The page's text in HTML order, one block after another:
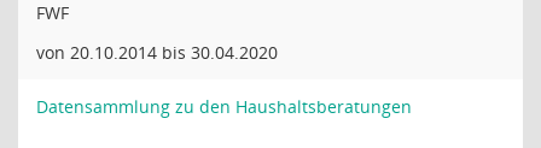
FWF
von 20.10.2014 bis 30.04.2020
Datensammlung zu den Haushaltsberatungen